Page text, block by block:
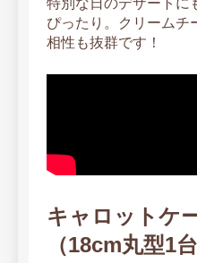
特別な日のデザートに
ぴったり。クリームチ
相性も抜群です！
キャロットケ
（18cm丸型1台